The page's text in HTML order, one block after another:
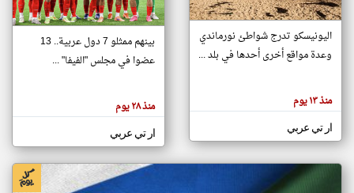
تغيير الدولة
اخبار جزر القمر على مدار الساعة
أهم اخبار جزر القمر العاجلة والمباشرة
هنا عن
وجهة
كاتبيها.
اليونيسكو تدرج شواطئ نورماندي
وعدة مواقع أخرى أحدها في بلد ...
منذ ١٣ يوم
ار تي عربي
بينهم ممثلو 7 دول عربية.. 13
عضوا في مجلس "الفيفا" ...
منذ ٢٨ يوم
ار تي عربي
klyoum.com